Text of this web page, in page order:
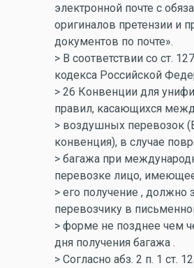
электронной почте с
оригиналов претензии и
документов по почте».
> В соответствии со ст.
кодекса Российской
> 26 Конвенции для
правил, касающихся
> воздушных перевозок
конвенция), в случае
> багажа при
перевозке лицо,
> его получение , должно
перевозчику в
> форме не позднее чем
дня получения багажа .
> Согласно абз. 2 п. 1 ст.